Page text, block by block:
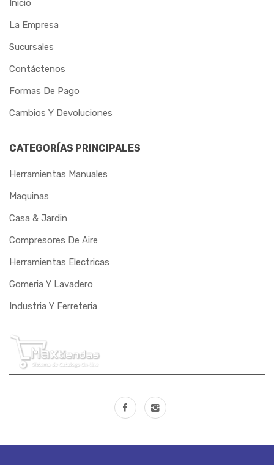
PAMPEANO
PANDOLFO
PAULIMODAR
PEM
PERFIL
PRESSURE
PUMA
RASTREAR
REBOUCAS
RIO CLARO
Inicio
La Empresa
Sucursales
Contáctenos
Formas De Pago
Cambios Y Devoluciones
CATEGORÍAS PRINCIPALES
Herramientas Manuales
Maquinas
Casa & Jardin
Compresores De Aire
Herramientas Electricas
Gomeria Y Lavadero
Industria Y Ferreteria